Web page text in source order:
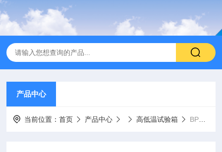
产品中心
当前位置：首页 产品中心 高低温试验箱 BPHS-250C专注于高低温交变湿热试验箱BPHS-250C研发生产